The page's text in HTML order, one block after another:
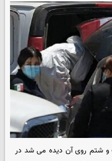
شتم روی آن دیده می شد در